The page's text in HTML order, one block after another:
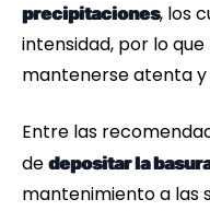
precipitaciones, los
intensidad, por lo
mantenerse atenta
Entre las
de depositar la
mantenimiento a las